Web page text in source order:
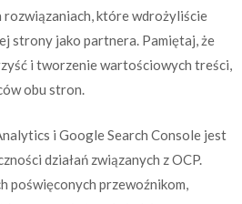
które wdrożyliście
strony jako partnera. Pamiętaj, że
i tworzenie wartościowych treści,
obu stron.
i Google Search Console jest
działań związanych z OCP.
poświęconych przewoźnikom,